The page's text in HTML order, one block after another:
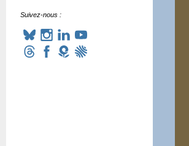
Suivez-nous :